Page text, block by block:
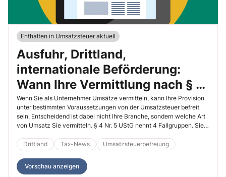
Enthalten in Umsatzsteuer aktuell
Ausfuhr, Drittland,
internationale Beförderung:
Wann Ihre Vermittlung nach § 4
Nr. 5 UStG steuerfrei ist
Wenn Sie als Unternehmer Umsätze vermitteln, kann Ihre Provision
unter bestimmten Voraussetzungen von der Umsatzsteuer befreit
sein. Entscheidend ist dabei nicht Ihre Branche, sondern welche Art
von Umsatz Sie vermitteln. § 4 Nr. 5 UStG nennt 4 Fallgruppen. Sie
Drittland
Tax-News Umsatzsteuerbefreiung
Vorschau anzeigen